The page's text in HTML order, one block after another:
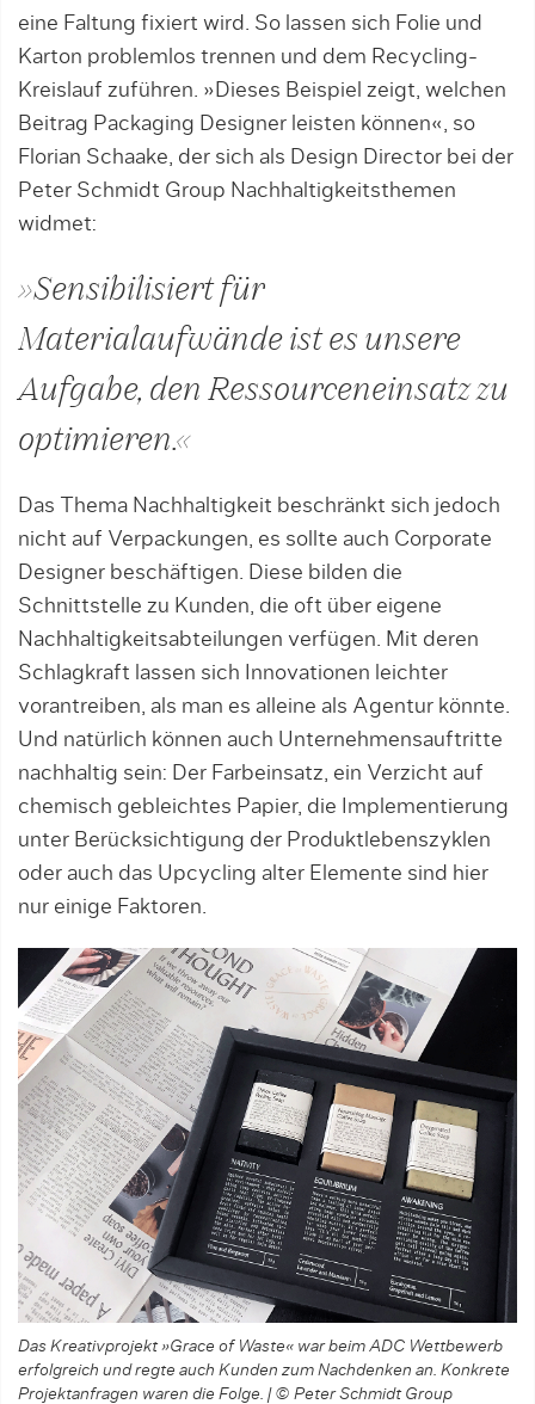
eine Faltung fixiert wird. So lassen sich Folie und
Karton problemlos trennen und dem Recycling-
Kreislauf zuführen. »Dieses Beispiel zeigt, welchen
Beitrag Packaging Designer leisten können«, so
Florian Schaake, der sich als Design Director bei der
Peter Schmidt Group Nachhaltigkeitsthemen
widmet:
»Sensibilisiert für
Materialaufwände ist es unsere
Aufgabe, den Ressourceneinsatz zu
optimieren.«
Das Thema Nachhaltigkeit beschränkt sich jedoch
nicht auf Verpackungen, es sollte auch Corporate
Designer beschäftigen. Diese bilden die
Schnittstelle zu Kunden, die oft über eigene
Nachhaltigkeitsabteilungen verfügen. Mit deren
Schlagkraft lassen sich Innovationen leichter
vorantreiben, als man es alleine als Agentur könnte.
Und natürlich können auch Unternehmensauftritte
nachhaltig sein: Der Farbeinsatz, ein Verzicht auf
chemisch gebleichtes Papier, die Implementierung
unter Berücksichtigung der Produktlebenszyklen
oder auch das Upcycling alter Elemente sind hier
nur einige Faktoren.
Das Kreativprojekt »Grace of Waste« war beim ADC Wettbewerb
erfolgreich und regte auch Kunden zum Nachdenken an. Konkrete
Projektanfragen waren die Folge. | © Peter Schmidt Group